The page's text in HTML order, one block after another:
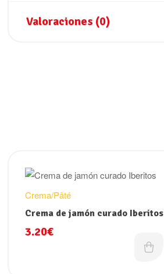
Valoraciones (0)
Crema/Pâté
Crema de jamón curado Iberitos
3.20€